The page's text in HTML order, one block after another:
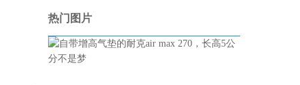
热门图片